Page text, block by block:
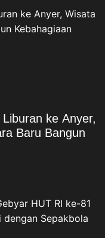
ke Anyer,
Baru Bangun